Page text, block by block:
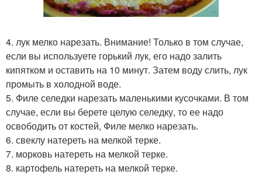
4. лук мелко нарезать. Внимание! Только в том случае,
если вы используете горький лук, его надо залить
кипятком и оставить на 10 минут. Затем воду слить, лук
промыть в холодной воде.
5. Филе селедки нарезать маленькими кусочками. В том
случае, если вы берете целую селедку, то ее надо
освободить от костей, Филе мелко нарезать.
6. свеклу натереть на мелкой терке.
7. морковь натереть на мелкой терке.
8. картофель натереть на мелкой терке.